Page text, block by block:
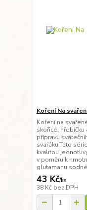
Koření Na
Koření na
skořice,
přípravu
svařáku.Tato
kvalitou
v poměru k
glutamanu
43 Kč/ks
38 Kč bez DPH